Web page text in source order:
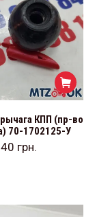
КПП (пр-во
70-1702125-У
40 грн.